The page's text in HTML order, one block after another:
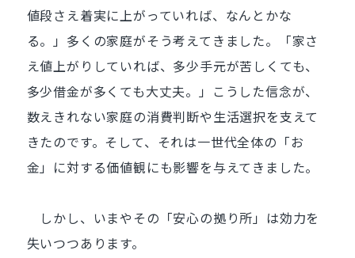
値段さえ着実に上がっていれば、なんとかな
る。」多くの家庭がそう考えてきました。「家さ
え値上がりしていれば、多少手元が苦しくても、
多少借金が多くても大丈夫。」こうした信念が、
数えきれない家庭の消費判断や生活選択を支えて
きたのです。そして、それは一世代全体の「お
金」に対する価値観にも影響を与えてきました。
しかし、いまやその「安心の拠り所」は効力を
失いつつあります。